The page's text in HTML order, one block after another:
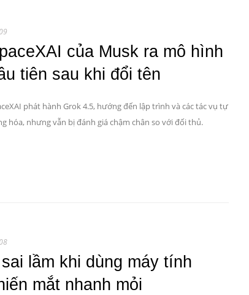
của Musk ra mô hình
tiên sau khi đổi tên
phát hành Grok 4.5, hướng đến lập trình và các tác vụ tự
hóa, nhưng vẫn bị đánh giá chậm chân so với đối thủ.
lầm khi dùng máy tính
mắt nhanh mỏi